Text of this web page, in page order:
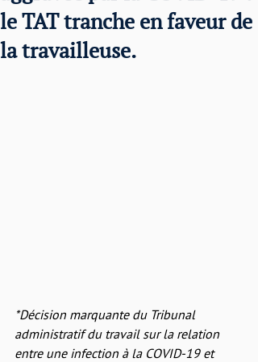
le TAT tranche en faveur de
la travailleuse.
*Décision marquante du Tribunal
administratif du travail sur la relation
entre une infection à la COVID-19 et